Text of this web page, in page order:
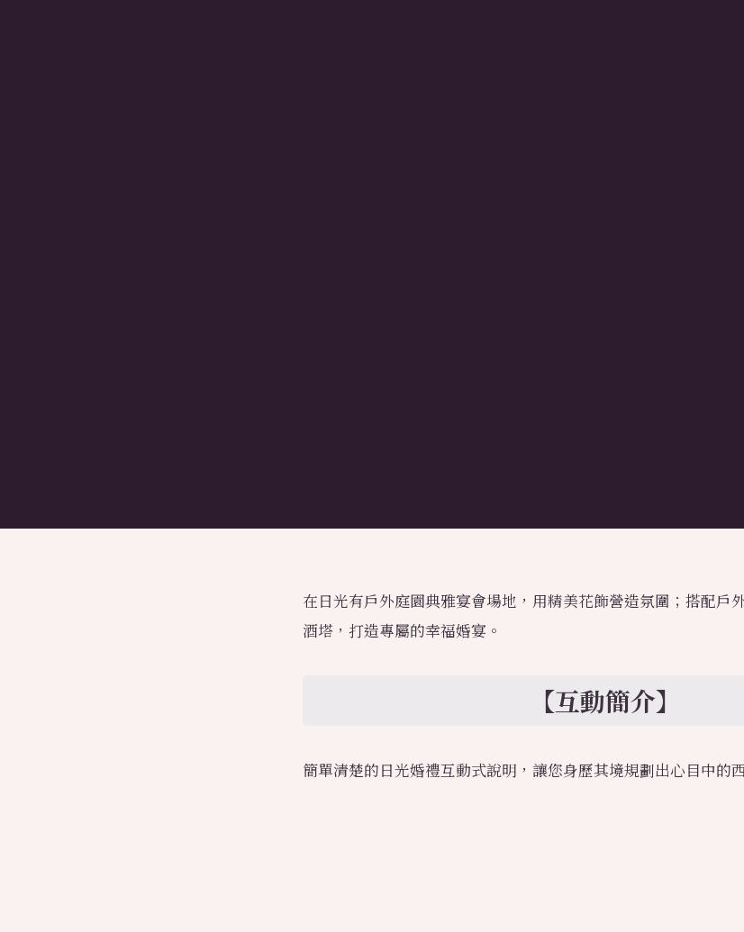
在日光有戶外庭園典雅宴會場地，用精美花飾營造氛圍；搭配戶
酒塔，打造專屬的幸福婚宴。
【互動簡介】
簡單清楚的日光婚禮互動式說明，讓您身歷其境規劃出心目中的